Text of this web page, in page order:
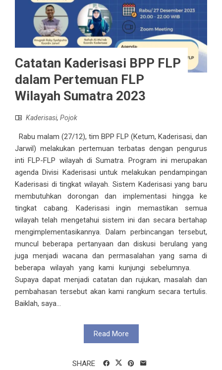
Catatan Kaderisasi BPP FLP
dalam Pertemuan FLP
Wilayah Sumatra 2023
Kaderisasi, Pojok
Rabu malam (27/12), tim BPP FLP (Ketum, Kaderisasi, dan
Jarwil) melakukan pertemuan terbatas dengan pengurus
inti FLP-FLP wilayah di Sumatra. Program ini merupakan
agenda Divisi Kaderisasi untuk melakukan pendampingan
Kaderisasi di tingkat wilayah. Sistem Kaderisasi yang baru
membutuhkan dorongan dan implementasi hingga ke
tingkat cabang. Kaderisasi ingin memastikan semua
wilayah telah mengetahui sistem ini dan secara bertahap
mengimplementasikannya. Dalam perbincangan tersebut,
muncul beberapa pertanyaan dan diskusi berulang yang
juga menjadi wacana dan permasalahan yang sama di
beberapa wilayah yang kami kunjungi sebelumnya.
Supaya dapat menjadi catatan dan rujukan, masalah dan
pembahasan tersebut akan kami rangkum secara tertulis.
Baiklah, saya...
Read More
SHARE